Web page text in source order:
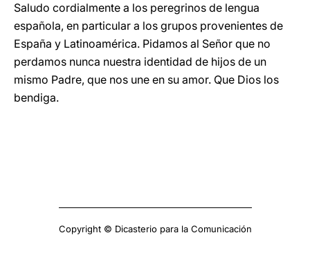
Saludo cordialmente a los peregrinos de lengua
española, en particular a los grupos provenientes de
España y Latinoamérica. Pidamos al Señor que no
perdamos nunca nuestra identidad de hijos de un
mismo Padre, que nos une en su amor. Que Dios los
bendiga.
Copyright © Dicasterio para la Comunicación